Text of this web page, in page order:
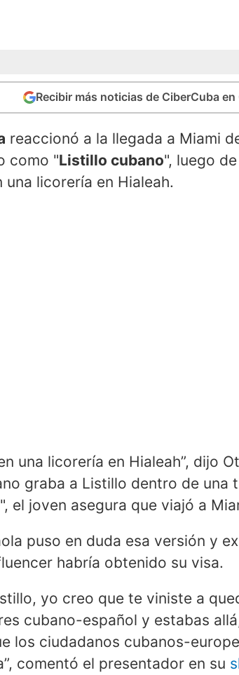
Recibir más noticias de CiberCuba en
reaccionó a la llegada a Miami
como "Listillo cubano", luego
una licorería en Hialeah.
una licorería en Hialeah”, dijo
graba a Listillo dentro de una
el joven asegura que viajó a
puso en duda esa versión y
habría obtenido su visa.
yo creo que te viniste a
cubano-español y estabas
los ciudadanos cubanos-
comentó el presentador en su